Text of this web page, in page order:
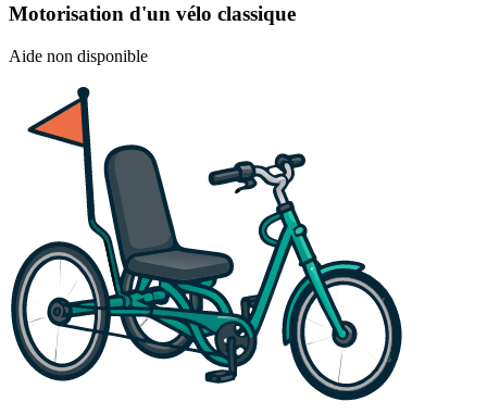
Motorisation d'un vélo classique
Aide non disponible